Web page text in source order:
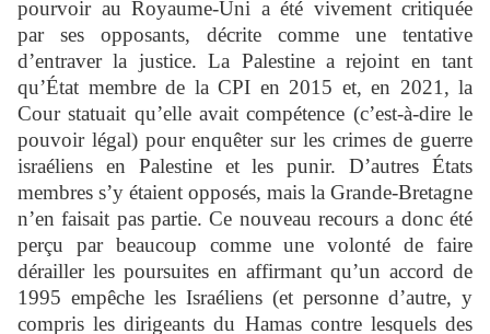
pourvoir au Royaume-Uni a été vivement critiquée
par ses opposants, décrite comme une tentative
d’entraver la justice. La Palestine a rejoint en tant
qu’État membre de la CPI en 2015 et, en 2021, la
Cour statuait qu’elle avait compétence (c’est-à-dire le
pouvoir légal) pour enquêter sur les crimes de guerre
israéliens en Palestine et les punir. D’autres États
membres s’y étaient opposés, mais la Grande-Bretagne
n’en faisait pas partie. Ce nouveau recours a donc été
perçu par beaucoup comme une volonté de faire
dérailler les poursuites en affirmant qu’un accord de
1995 empêche les Israéliens (et personne d’autre, y
compris les dirigeants du Hamas contre lesquels des